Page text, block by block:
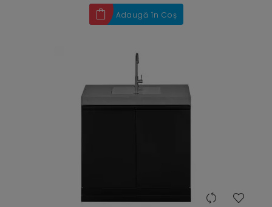
Adaugă în Coș